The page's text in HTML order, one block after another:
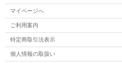
マイページへ
ご利用案内
特定商取引法表示
個人情報の取扱い